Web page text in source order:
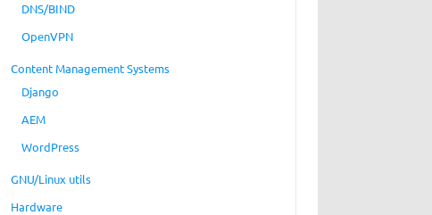
DNS/BIND
OpenVPN
Content Management Systems
Django
AEM
WordPress
GNU/Linux utils
Hardware